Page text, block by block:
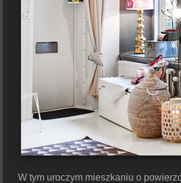
W tym uroczym mieszkaniu o